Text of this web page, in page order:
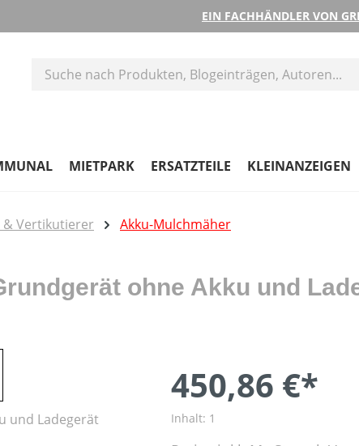
EIN FACHHÄNDLER VON
MIETPARK ERSATZTEILE KLEINANZEIGEN
& Vertikutierer Akku-Mulchmäher
ohne Akku und
450,86 €*
Inhalt: 1